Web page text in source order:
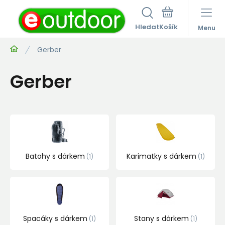
Hledat Menu
Gerber
Gerber
Batohy s dárkem 1 Karimatky s dárkem 1
Spacáky s dárkem 1 Stany s dárkem 1